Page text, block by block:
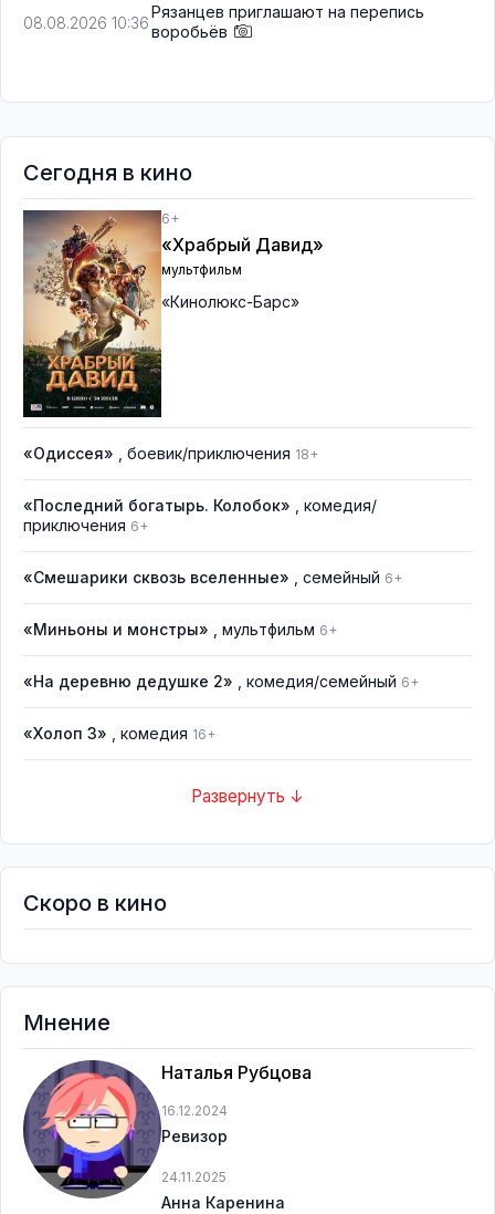
08.08.2026 10:36
Рязанцев приглашают на перепись
воробьёв
Сегодня в кино
6+
«Храбрый Давид»
мультфильм
«Кинолюкс-Барс»
«Одиссея» , боевик/приключения 18+
«Последний богатырь. Колобок»
, комедия/
приключения 6+
«Смешарики сквозь вселенные» , семейный 6+
«Миньоны и монстры» , мультфильм 6+
«На деревню дедушке 2» , комедия/семейный 6+
«Холоп 3» , комедия 16+
Развернуть ↓
Скоро в кино
Мнение
Наталья Рубцова
16.12.2024
Ревизор
24.11.2025
Анна Каренина